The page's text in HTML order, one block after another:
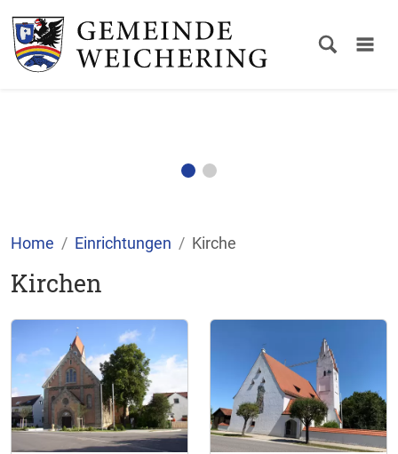
Home Einrichtungen Kirche
Kirchen